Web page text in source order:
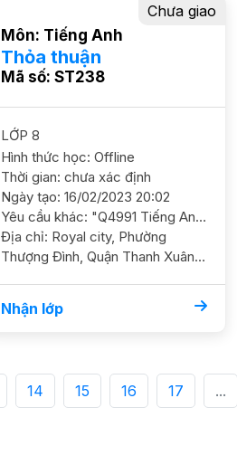
Môn: Tiếng Anh
Thỏa thuận
Mã số: ST238
Chưa giao
LỚP 8
Hình thức học: Offline
Thời gian: chưa xác định
Ngày tạo: 16/02/2023 20:02
Yêu cầu khác: "Q4991 Tiếng Anh 5 +8 / Học trường Tư/ HL Khá Cần GS củng cố kiến thức ngữ pháp cơ bản trên lớp ĐC Royal city YC GS nữ, có thể tách GS Học phí 150 - 180k/b/2h Lịch trống tối thứ 2-4-5-6 và sáng thứ 7"
Địa chỉ: Royal city, Phường
Thượng Đình, Quận Thanh Xuân,
Nhận lớp
14 15 16 17 ...